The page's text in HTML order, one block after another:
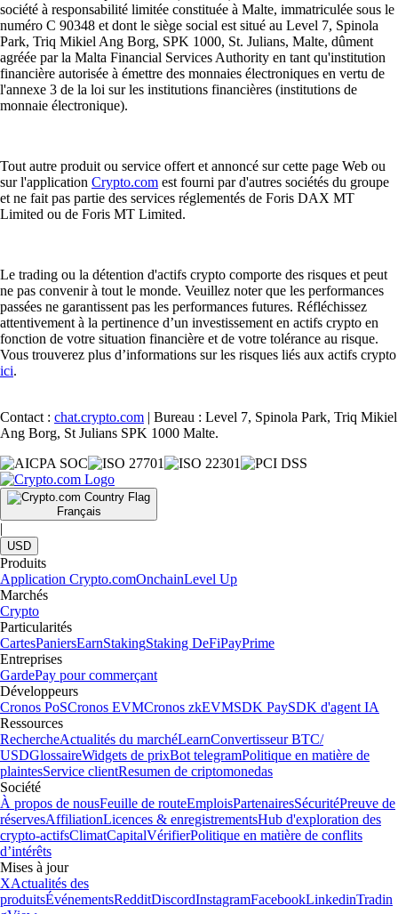
société à responsabilité limitée constituée à Malte, immatriculée sous le
numéro C 90348 et dont le siège social est situé au Level 7, Spinola
Park, Triq Mikiel Ang Borg, SPK 1000, St. Julians, Malte, dûment
agréée par la Malta Financial Services Authority en tant qu'institution
financière autorisée à émettre des monnaies électroniques en vertu de
l'annexe 3 de la loi sur les institutions financières (institutions de
monnaie électronique).
Tout autre produit ou service offert et annoncé sur cette page Web ou
sur l'application Crypto.com est fourni par d'autres sociétés du groupe
et ne fait pas partie des services réglementés de Foris DAX MT
Limited ou de Foris MT Limited.
Le trading ou la détention d'actifs crypto comporte des risques et peut
ne pas convenir à tout le monde. Veuillez noter que les performances
passées ne garantissent pas les performances futures. Réfléchissez
attentivement à la pertinence d’un investissement en actifs crypto en
fonction de votre situation financière et de votre tolérance au risque.
Vous trouverez plus d’informations sur les risques liés aux actifs crypto
ici.
Contact : chat.crypto.com | Bureau : Level 7, Spinola Park, Triq Mikiel
Ang Borg, St Julians SPK 1000 Malte.
Français
|
USD
Produits
Application Crypto.comOnchainLevel Up
Marchés
Crypto
Particularités
CartesPaniersEarnStakingStaking DeFiPayPrime
Entreprises
GardePay pour commerçant
Développeurs
Cronos PoSCronos EVMCronos zkEVMSDK PaySDK d'agent IA
Ressources
RechercheActualités du marchéLearnConvertisseur BTC/
USDGlossaireWidgets de prixBot telegramPolitique en matière de
plaintesService clientResumen de criptomonedas
Société
À propos de nousFeuille de routeEmploisPartenairesSécuritéPreuve de
réservesAffiliationLicences & enregistrementsHub d'exploration des
crypto-actifsClimatCapitalVérifierPolitique en matière de conflits
d’intérêts
Mises à jour
XActualités des
produitsÉvénementsRedditDiscordInstagramFacebookLinkedinTradin